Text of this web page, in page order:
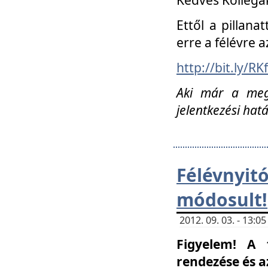
Ettől a
erre a félévre
http://bit.ly/
Aki már a
jelentkezési
módosult!
2012. 09. 03. -
Figyelem! A
rendezése és